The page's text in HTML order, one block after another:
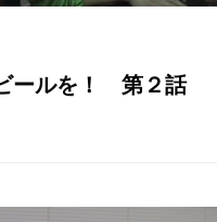
ールを！ 第２話